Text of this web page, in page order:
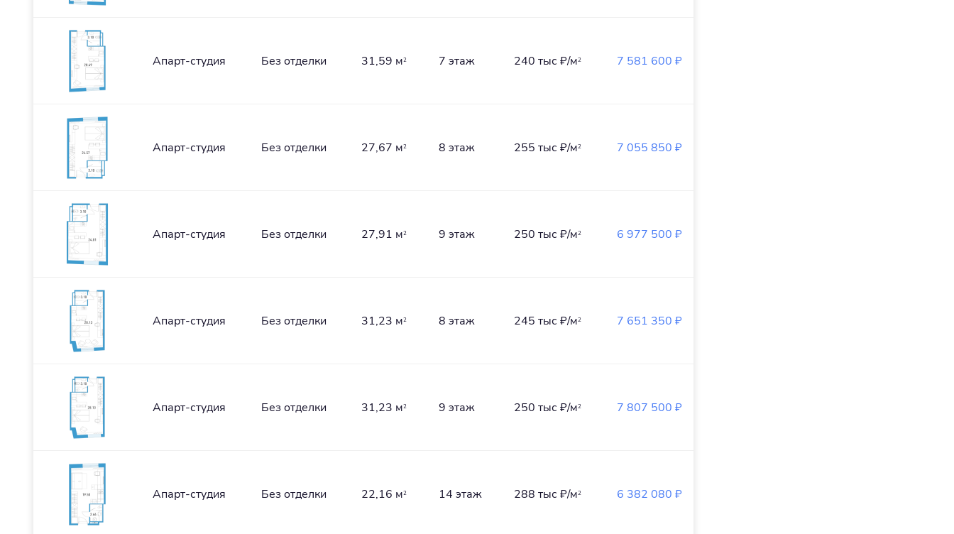
Апарт-студия Без отделки 31,59 м2 7 этаж 240 тыс ₽/м2 7 581 600 ₽
Апарт-студия Без отделки 27,67 м2 8 этаж 255 тыс ₽/м2 7 055 850 ₽
Апарт-студия Без отделки 27,91 м2 9 этаж 250 тыс ₽/м2 6 977 500 ₽
Апарт-студия Без отделки 31,23 м2 8 этаж 245 тыс ₽/м2 7 651 350 ₽
Апарт-студия Без отделки 31,23 м2 9 этаж 250 тыс ₽/м2 7 807 500 ₽
Апарт-студия Без отделки 22,16 м2 14 этаж 288 тыс ₽/м2 6 382 080 ₽